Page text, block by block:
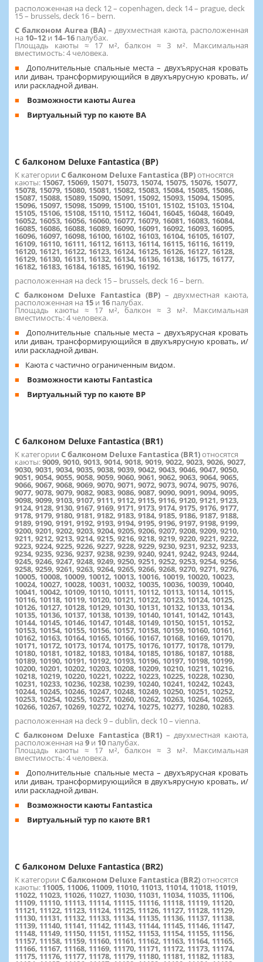
расположенная на deck 12 – copenhagen, deck 14 – prague, deck
15 – brussels, deck 16 – bern.
С балконом Aurea (BA)– двухместная каюта, расположенная
на 10–12 и 14–16 палубах.
Площадь каюты ≈ 17 м², балкон ≈ 3 м². Максимальная
вместимость: 4 человека.
Дополнительные спальные места – двухъярусная кровать
или диван, трансформирующийся в двухъярусную кровать, и/
или раскладной диван.
Возможности каюты Aurea
Виртуальный тур по каюте BA
С балконом Deluxe Fantastica (BP)
К категории С балконом Deluxe Fantastica (BP)относятся
каюты: 15067, 15069, 15071, 15073, 15074, 15075, 15076, 15077,
15078, 15079, 15080, 15081, 15082, 15083, 15084, 15085, 15086,
15087, 15088, 15089, 15090, 15091, 15092, 15093, 15094, 15095,
15096, 15097, 15098, 15099, 15100, 15101, 15102, 15103, 15104,
15105, 15106, 15108, 15110, 15112, 16041, 16045, 16048, 16049,
16052, 16053, 16056, 16060, 16077, 16079, 16081, 16083, 16084,
16085, 16086, 16088, 16089, 16090, 16091, 16092, 16093, 16095,
16096, 16097, 16098, 16100, 16102, 16103, 16104, 16105, 16107,
16109, 16110, 16111, 16112, 16113, 16114, 16115, 16116, 16119,
16120, 16121, 16122, 16123, 16124, 16125, 16126, 16127, 16128,
16129, 16130, 16131, 16132, 16134, 16136, 16138, 16175, 16177,
16182, 16183, 16184, 16185, 16190, 16192.
расположенная на deck 15 – brussels, deck 16 – bern.
С балконом Deluxe Fantastica (BP) – двухместная каюта,
расположенная на 15 и 16 палубах.
Площадь каюты ≈ 17 м², балкон ≈ 3 м². Максимальная
вместимость: 4 человека.
Дополнительные спальные места – двухъярусная кровать
или диван, трансформирующийся в двухъярусную кровать, и/
или раскладной диван.
Каюта с частично ограниченным видом.
Возможности каюты Fantastica
Виртуальный тур по каюте BP
С балконом Deluxe Fantastica (BR1)
К категории С балконом Deluxe Fantastica (BR1)относятся
каюты:9009, 9010, 9013, 9014, 9018, 9019, 9022, 9023, 9026, 9027,
9030, 9031, 9034, 9035, 9038, 9039, 9042, 9043, 9046, 9047, 9050,
9051, 9054, 9055, 9058, 9059, 9060, 9061, 9062, 9063, 9064, 9065,
9066, 9067, 9068, 9069, 9070, 9071, 9072, 9073, 9074, 9075, 9076,
9077, 9078, 9079, 9082, 9083, 9086, 9087, 9090, 9091, 9094, 9095,
9098, 9099, 9103, 9107, 9111, 9112, 9115, 9116, 9120, 9121, 9123,
9124, 9128, 9130, 9167, 9169, 9171, 9173, 9174, 9175, 9176, 9177,
9178, 9179, 9180, 9181, 9182, 9183, 9184, 9185, 9186, 9187, 9188,
9189, 9190, 9191, 9192, 9193, 9194, 9195, 9196, 9197, 9198, 9199,
9200, 9201, 9202, 9203, 9204, 9205, 9206, 9207, 9208, 9209, 9210,
9211, 9212, 9213, 9214, 9215, 9216, 9218, 9219, 9220, 9221, 9222,
9223, 9224, 9225, 9226, 9227, 9228, 9229, 9230, 9231, 9232, 9233,
9234, 9235, 9236, 9237, 9238, 9239, 9240, 9241, 9242, 9243, 9244,
9245, 9246, 9247, 9248, 9249, 9250, 9251, 9252, 9253, 9254, 9256,
9258, 9259, 9261, 9263, 9264, 9265, 9266, 9268, 9270, 9271, 9276,
10005, 10008, 10009, 10012, 10013, 10016, 10019, 10020, 10023,
10024, 10027, 10028, 10031, 10032, 10035, 10036, 10039, 10040,
10041, 10042, 10109, 10110, 10111, 10112, 10113, 10114, 10115,
10116, 10118, 10119, 10120, 10121, 10122, 10123, 10124, 10125,
10126, 10127, 10128, 10129, 10130, 10131, 10132, 10133, 10134,
10135, 10136, 10137, 10138, 10139, 10140, 10141, 10142, 10143,
10144, 10145, 10146, 10147, 10148, 10149, 10150, 10151, 10152,
10153, 10154, 10155, 10156, 10157, 10158, 10159, 10160, 10161,
10162, 10163, 10164, 10165, 10166, 10167, 10168, 10169, 10170,
10171, 10172, 10173, 10174, 10175, 10176, 10177, 10178, 10179,
10180, 10181, 10182, 10183, 10184, 10185, 10186, 10187, 10188,
10189, 10190, 10191, 10192, 10193, 10196, 10197, 10198, 10199,
10200, 10201, 10202, 10203, 10208, 10209, 10210, 10211, 10216,
10218, 10219, 10220, 10221, 10222, 10223, 10225, 10228, 10230,
10231, 10233, 10236, 10238, 10239, 10240, 10241, 10242, 10243,
10244, 10245, 10246, 10247, 10248, 10249, 10250, 10251, 10252,
10253, 10254, 10255, 10257, 10260, 10262, 10263, 10264, 10265,
10266, 10267, 10269, 10272, 10274, 10275, 10277, 10280, 10283.
расположенная на deck 9 – dublin, deck 10 – vienna.
С балконом Deluxe Fantastica (BR1) – двухместная каюта,
расположенная на 9 и 10 палубах.
Площадь каюты ≈ 17 м², балкон ≈ 3 м². Максимальная
вместимость: 4 человека.
Дополнительные спальные места – двухъярусная кровать
или диван, трансформирующийся в двухъярусную кровать, и/
или раскладной диван.
Возможности каюты Fantastica
Виртуальный тур по каюте BR1
С балконом Deluxe Fantastica (BR2)
К категории С балконом Deluxe Fantastica (BR2)относятся
каюты: 11005, 11006, 11009, 11010, 11013, 11014, 11018, 11019,
11022, 11023, 11026, 11027, 11030, 11031, 11034, 11035, 11106,
11109, 11110, 11113, 11114, 11115, 11116, 11118, 11119, 11120,
11121, 11122, 11123, 11124, 11125, 11126, 11127, 11128, 11129,
11130, 11131, 11132, 11133, 11134, 11135, 11136, 11137, 11138,
11139, 11140, 11141, 11142, 11143, 11144, 11145, 11146, 11147,
11148, 11149, 11150, 11151, 11152, 11153, 11154, 11155, 11156,
11157, 11158, 11159, 11160, 11161, 11162, 11163, 11164, 11165,
11166, 11167, 11168, 11169, 11170, 11171, 11172, 11173, 11174,
11175, 11176, 11177, 11178, 11179, 11180, 11181, 11182, 11183,